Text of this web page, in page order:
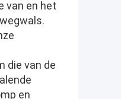
van en het
die van de
en